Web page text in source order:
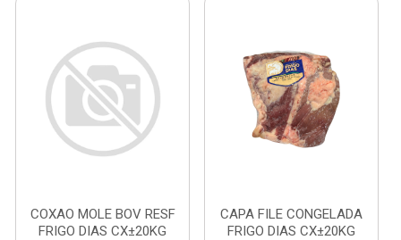
COXAO MOLE BOV RESF
FRIGO DIAS CX±20KG
CAPA FILE CONGELADA
FRIGO DIAS CX±20KG